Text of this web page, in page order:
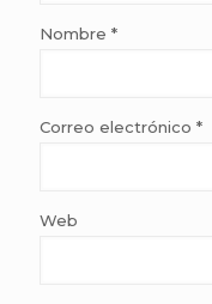
Nombre *
Correo electrónico *
Web